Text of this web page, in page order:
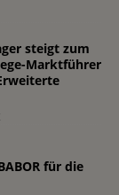
steigt zum
Marktführer
für die